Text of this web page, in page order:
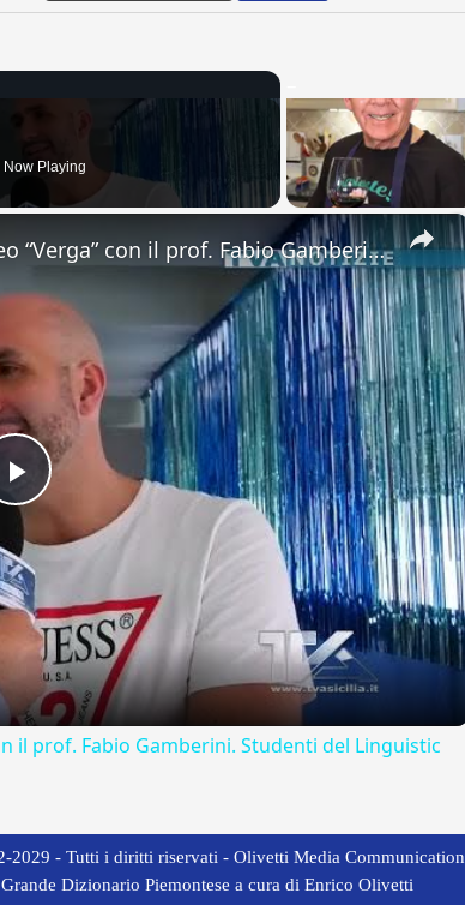
Now Playing
×
Play
Video
Adrano. Interessante incontro al liceo “Verga” con il prof. Fabio Gamberini. Studenti del Linguistic
il prof. Fabio Gamberini. Studenti del Linguistic
2029 - Tutti i diritti riservati - Olivetti Media Communication
Grande Dizionario Piemontese a cura di Enrico Olivetti